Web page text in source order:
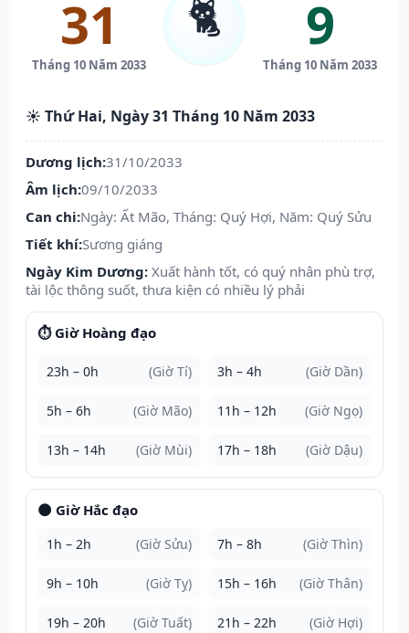
31
Tháng 10 Năm 2033
🐈 9
Tháng 10 Năm 2033
☀️ Thứ Hai, Ngày 31 Tháng 10 Năm 2033
Dương lịch:31/10/2033
Âm lịch:09/10/2033
Can chi:Ngày: Ất Mão, Tháng: Quý Hợi, Năm: Quý Sửu
Tiết khí:Sương giáng
Ngày Kim Dương: Xuất hành tốt, có quý nhân phù trợ,
tài lộc thông suốt, thưa kiện có nhiều lý phải
⏱️ Giờ Hoàng đạo
23h – 0h (Giờ Tí) 3h – 4h (Giờ Dần)
5h – 6h (Giờ Mão) 11h – 12h (Giờ Ngọ)
13h – 14h (Giờ Mùi) 17h – 18h (Giờ Dậu)
🌑 Giờ Hắc đạo
1h – 2h (Giờ Sửu) 7h – 8h (Giờ Thìn)
9h – 10h (Giờ Tỵ) 15h – 16h (Giờ Thân)
19h – 20h (Giờ Tuất) 21h – 22h (Giờ Hợi)